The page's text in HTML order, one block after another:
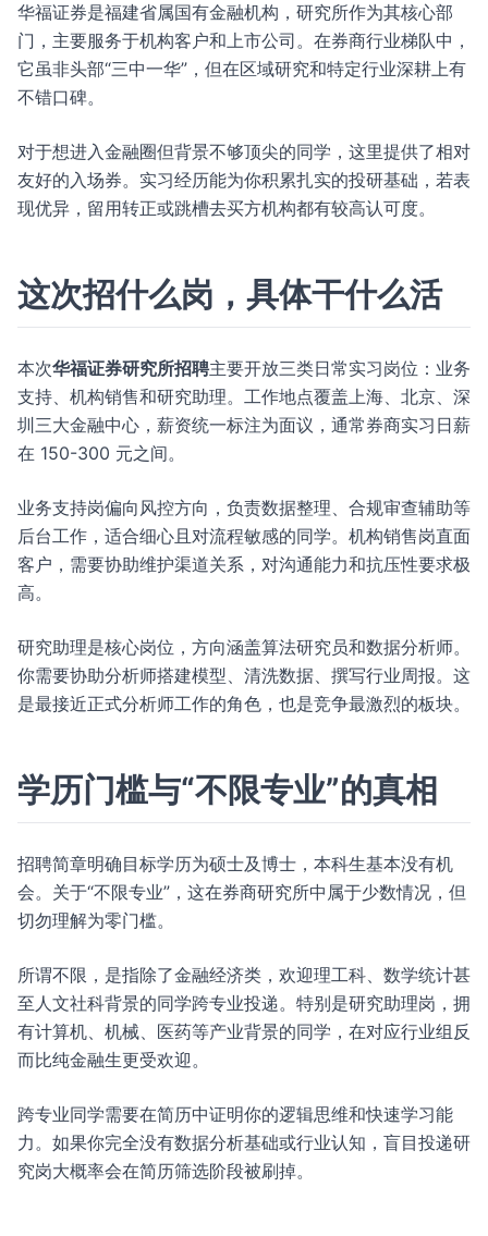
华福证券是福建省属国有金融机构，研究所作为其核心部
门，主要服务于机构客户和上市公司。在券商行业梯队中，
它虽非头部“三中一华”，但在区域研究和特定行业深耕上有
不错口碑。
对于想进入金融圈但背景不够顶尖的同学，这里提供了相对
友好的入场券。实习经历能为你积累扎实的投研基础，若表
现优异，留用转正或跳槽去买方机构都有较高认可度。
这次招什么岗，具体干什么活
本次华福证券研究所招聘主要开放三类日常实习岗位：业务
支持、机构销售和研究助理。工作地点覆盖上海、北京、深
圳三大金融中心，薪资统一标注为面议，通常券商实习日薪
在 150-300 元之间。
业务支持岗偏向风控方向，负责数据整理、合规审查辅助等
后台工作，适合细心且对流程敏感的同学。机构销售岗直面
客户，需要协助维护渠道关系，对沟通能力和抗压性要求极
高。
研究助理是核心岗位，方向涵盖算法研究员和数据分析师。
你需要协助分析师搭建模型、清洗数据、撰写行业周报。这
是最接近正式分析师工作的角色，也是竞争最激烈的板块。
学历门槛与“不限专业”的真相
招聘简章明确目标学历为硕士及博士，本科生基本没有机
会。关于“不限专业”，这在券商研究所中属于少数情况，但
切勿理解为零门槛。
所谓不限，是指除了金融经济类，欢迎理工科、数学统计甚
至人文社科背景的同学跨专业投递。特别是研究助理岗，拥
有计算机、机械、医药等产业背景的同学，在对应行业组反
而比纯金融生更受欢迎。
跨专业同学需要在简历中证明你的逻辑思维和快速学习能
力。如果你完全没有数据分析基础或行业认知，盲目投递研
究岗大概率会在简历筛选阶段被刷掉。